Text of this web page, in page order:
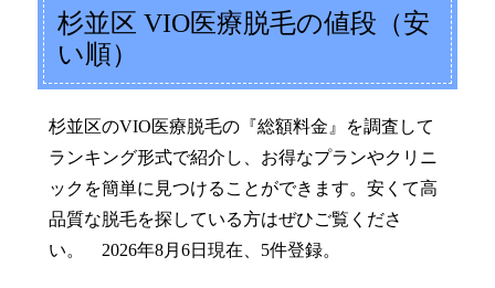
杉並区 VIO医療脱毛の値段（安
い順）
杉並区のVIO医療脱毛の『総額料金』を調査して
ランキング形式で紹介し、お得なプランやクリニ
ックを簡単に見つけることができます。安くて高
品質な脱毛を探している方はぜひご覧くださ
い。 2026年8月6日現在、5件登録。